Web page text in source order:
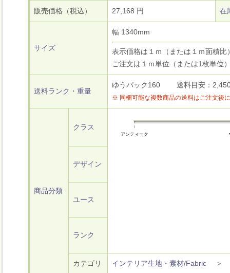
販売価格（税込） 27,168 円 在
サイズ
幅 1340mm
表示価格は１ｍ（または１ｍ面積比
ご注文は１ｍ単位（または1枚単位
送料ランク・重量
ゆうパック160 送料目安：
※ 同梱可能な複数商品の送料はご注文後
商品分類
クラス
アンティーク
デザイン
ユース
ランク
カテゴリ インテリア生地・素材/Fabric